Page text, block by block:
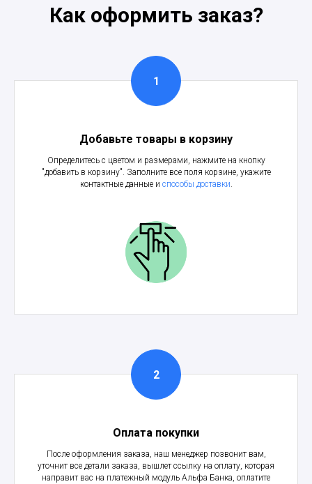
Как оформить заказ?
Добавьте товары в корзину
Определитесь с цветом и размерами, нажмите на кнопку
"добавить в корзину". Заполните все поля корзине, укажите
контактные данные и способы доставки.
Оплата покупки
После оформления заказа, наш менеджер позвонит вам,
уточнит все детали заказа, вышлет ссылку на оплату, которая
направит вас на платежный модуль Альфа Банка, оплатите